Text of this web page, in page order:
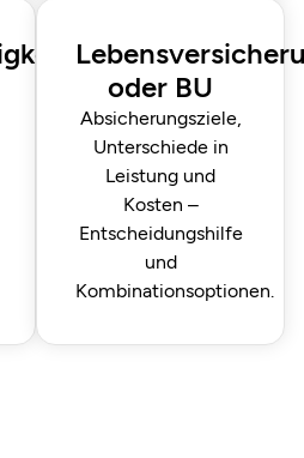
oder BU
Absicherungsziele,
Unterschiede in
Leistung und
Kosten –
Entscheidungshilfe
und
Kombinationsoptionen.